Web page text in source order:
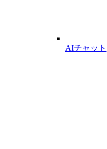
AIチャット